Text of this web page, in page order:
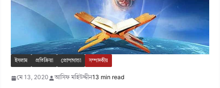
ইসলাম প্রতিক্রিয়া প্রোপাগান্ডা সম্পাদকীয়
মে 13, 2020 আসিফ মহিউদ্দীন13 min read